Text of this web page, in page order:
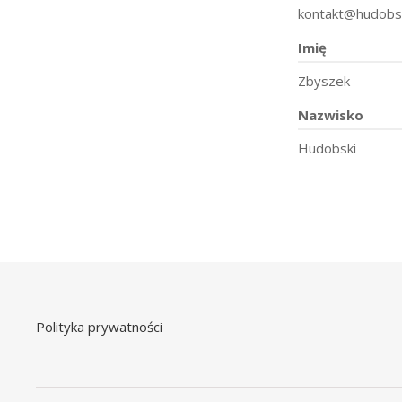
Imię
Zbyszek
Nazwisko
Hudobski
Polityka prywatności